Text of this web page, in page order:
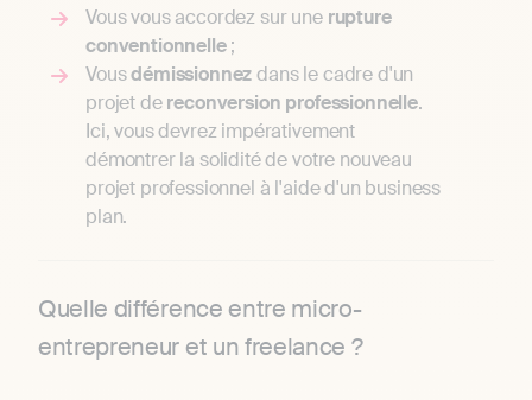
Vous vous accordez sur une rupture
conventionnelle;
Vousdémissionnezdans le cadre d'un
projet dereconversion professionnelle.
Ici, vous devrez impérativement
démontrer la solidité de votre nouveau
projet professionnel à l'aide d'un business
plan.
Quelle différence entre micro-
entrepreneur et un freelance ?